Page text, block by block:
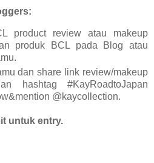
product review atau makeup
produk BCL pada Blog atau
dan share link review/makeup
hashtag #KayRoadtoJapan
@kaycollection.
untuk entry.